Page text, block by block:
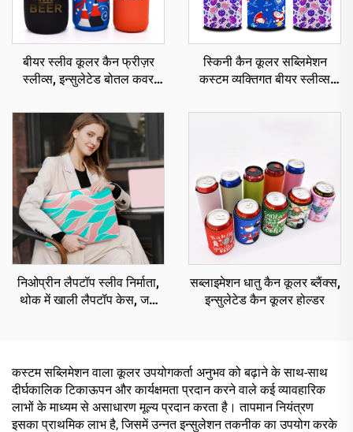
बीयर स्लीव कूलर कैन फ्रीज़र
स्लीव्स, इन्सुलेटेड बोतल कवर
स्किनी कैन कूलर सब्लिमेशन
कस्टम व्यक्तिगत बीयर स्लीव्स
निओप्रीन लैपटॉप स्लीव निर्माता,
थोक में खाली लैपटॉप केस, जल
सब्लाइमेशन धातु कैन कूलर ब्लैंक्स,
इन्सुलेटेड कैन कूलर होल्डर
कस्टम सब्लिमेशन वाला कूलर उपयोगकर्ता अनुभव को बढ़ाने के साथ-साथ
दीर्घकालिक टिकाऊपन और कार्यक्षमता प्रदान करने वाले कई व्यावहारिक
लाभों के माध्यम से असाधारण मूल्य प्रदान करता है। तापमान नियंत्रण
इसका प्राथमिक लाभ है, जिसमें उन्नत इन्सुलेशन तकनीक का उपयोग करके